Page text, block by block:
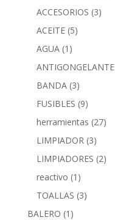
ACCESORIOS (3)
ACEITE (5)
AGUA (1)
ANTIGONGELANTE
BANDA (3)
FUSIBLES (9)
herramientas (27)
LIMPIADOR (3)
LIMPIADORES (2)
reactivo (1)
TOALLAS (3)
BALERO (1)